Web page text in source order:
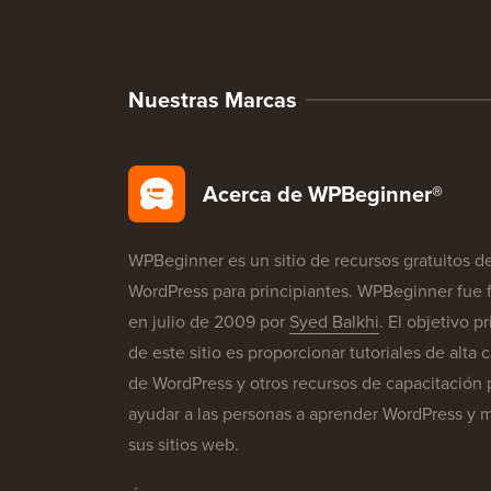
Nuestras Marcas
Acerca de WPBeginner®
WPBeginner es un sitio de recursos gratuitos
WordPress para principiantes. WPBeginner fue
en julio de 2009 por Syed Balkhi. El objetivo
de este sitio es proporcionar tutoriales de alta
de WordPress y otros recursos de capacitación
ayudar a las personas a aprender WordPress y
sus sitios web.